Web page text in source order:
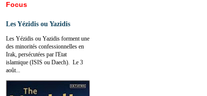
Focus
Les Yézidis ou Yazidis
Les Yézidis ou Yazidis forment une
des minorités confessionnelles en
Irak, persécutées par l'Etat
islamique (ISIS ou Daech). Le 3
août...